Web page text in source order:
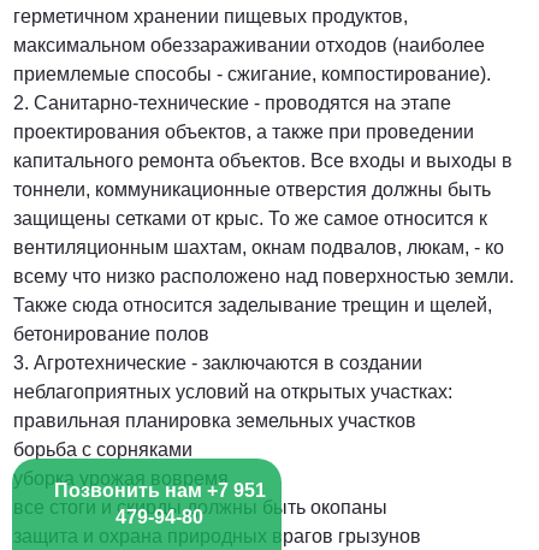
герметичном хранении пищевых продуктов,
максимальном обеззараживании отходов (наиболее
приемлемые способы - сжигание, компостирование).
2. Санитарно-технические - проводятся на этапе
проектирования объектов, а также при проведении
капитального ремонта объектов. Все входы и выходы в
тоннели, коммуникационные отверстия должны быть
защищены сетками от крыс. То же самое относится к
вентиляционным шахтам, окнам подвалов, люкам, - ко
всему что низко расположено над поверхностью земли.
Также сюда относится заделывание трещин и щелей,
бетонирование полов
3. Агротехнические - заключаются в создании
неблагоприятных условий на открытых участках:
правильная планировка земельных участков
борьба с сорняками
уборка урожая вовремя
все стоги и скирды должны быть окопаны
защита и охрана природных врагов грызунов
Позвонить нам +7 951
479-94-80